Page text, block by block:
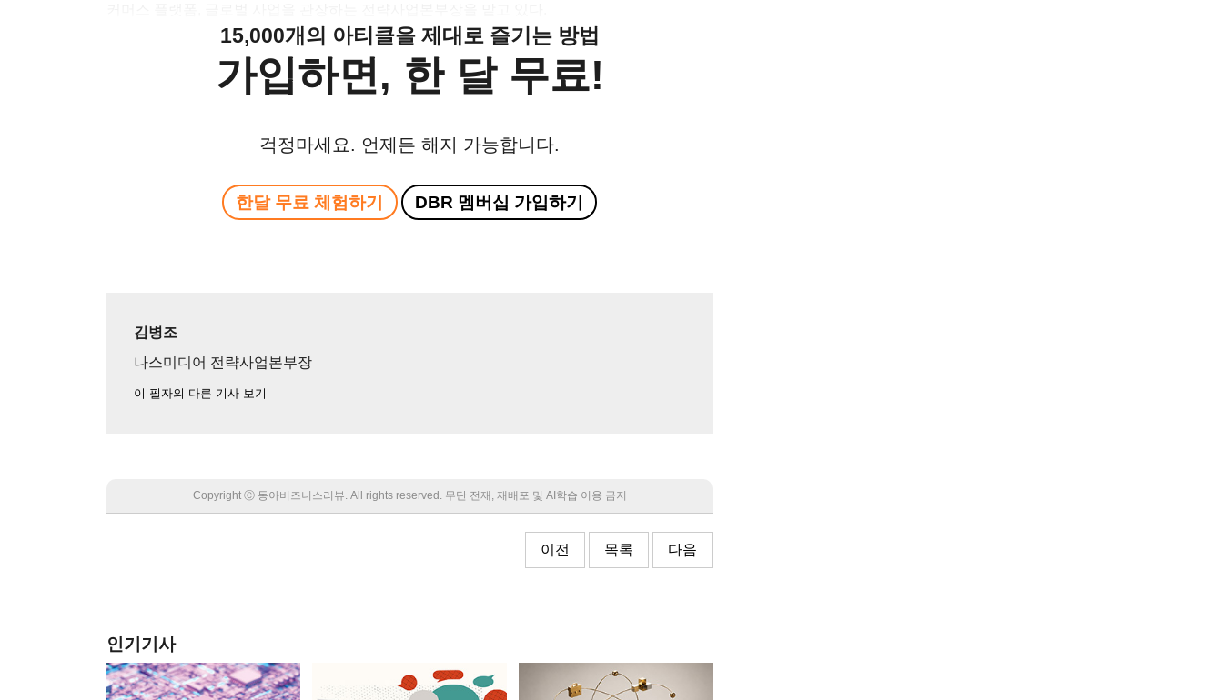
15,000개의 아티클을 제대로 즐기는 방법
가입하면, 한 달 무료!
걱정마세요. 언제든 해지 가능합니다.
한달 무료 체험하기 DBR 멤버십 가입하기
김병조
나스미디어 전략사업본부장
이 필자의 다른 기사 보기
Copyright Ⓒ 동아비즈니스리뷰. All rights reserved. 무단 전재, 재배포 및 AI학습 이용 금지
이전 목록 다음
인기기사